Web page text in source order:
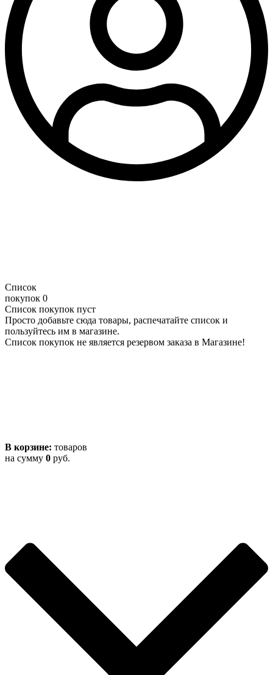
Список
покупок 0
Список покупок пуст
Просто добавьте сюда товары, распечатайте список и
пользуйтесь им в магазине.
Список покупок не является резервом заказа в Магазине!
В корзине: товаров
на сумму 0 руб.